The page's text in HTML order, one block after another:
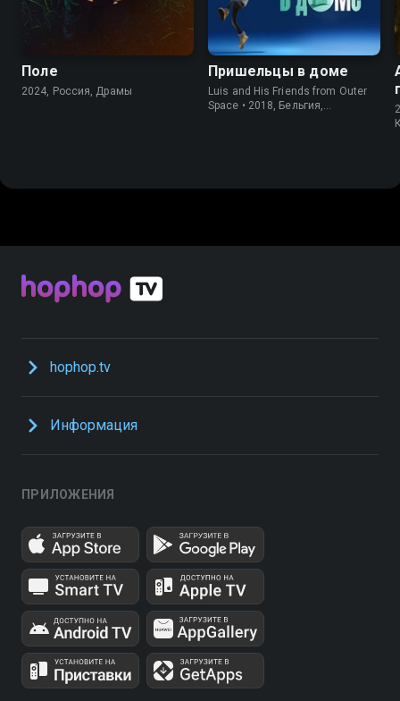
6.1 5.7
Поле
2024, Россия, Драмы
7.2
Пришельцы в доме
Luis and His Friends from Outer
Space • 2018, Бельгия,
hophop.tv
Информация
ПРИЛОЖЕНИЯ